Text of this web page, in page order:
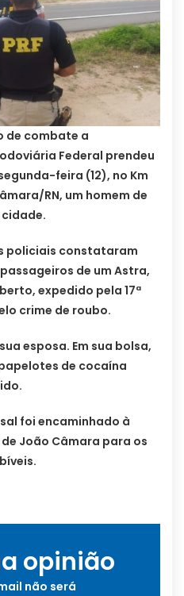
de combate a
Federal prendeu
feira (12), no Km
RN, um homem de
policiais constataram
de um Astra,
expedido pela 17ª
crime de roubo.
esposa. Em sua bolsa,
de cocaína
foi encaminhado à
João Câmara para os
opinião
não será